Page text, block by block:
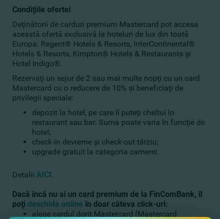
Condiţiile ofertei
Deţinătorii de carduri premium Mastercard pot accesa
această ofertă exclusivă la hoteluri de lux din toată
Europa: Regent® Hotels & Resorts, InterContinental®
Hotels & Resorts, Kimpton® Hotels & Restaurants şi
Hotel Indigo®.
Rezervaţi un sejur de 2 sau mai multe nopţi cu un card
Mastercard cu o reducere de 10% şi beneficiaţi de
privilegii speciale:
depozit la hotel, pe care îl puteţi cheltui în
restaurant sau bar. Suma poate varia în funcţie de
hotel;
check-in devreme şi check-out târziu;
upgrade gratuit la categoria camerei.
Detalii AICI.
Dacă încă nu ai un card premium de la FinComBank, îl
poţi deschide online în doar câteva click-uri:
alege cardul dorit Mastercard (Mastercard